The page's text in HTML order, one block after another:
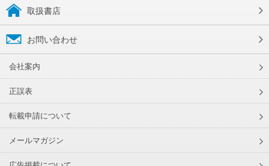
取扱書店
お問い合わせ
会社案内
正誤表
転載申請について
メールマガジン